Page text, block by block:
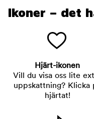
Ikoner – det
Hjärt-ikonen
Vill du visa oss lite
uppskattning? Klicka
hjärtat!